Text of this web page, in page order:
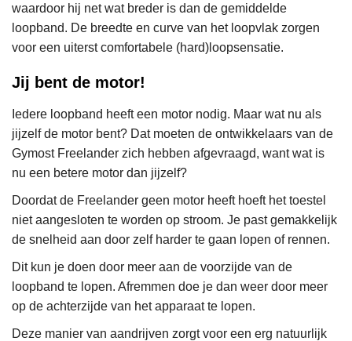
waardoor hij net wat breder is dan de gemiddelde
loopband. De breedte en curve van het loopvlak zorgen
voor een uiterst comfortabele (hard)loopsensatie.
Jij bent de motor!
Iedere loopband heeft een motor nodig. Maar wat nu als
jijzelf de motor bent? Dat moeten de ontwikkelaars van de
Gymost Freelander zich hebben afgevraagd, want wat is
nu een betere motor dan jijzelf?
Doordat de Freelander geen motor heeft hoeft het toestel
niet aangesloten te worden op stroom. Je past gemakkelijk
de snelheid aan door zelf harder te gaan lopen of rennen.
Dit kun je doen door meer aan de voorzijde van de
loopband te lopen. Afremmen doe je dan weer door meer
op de achterzijde van het apparaat te lopen.
Deze manier van aandrijven zorgt voor een erg natuurlijk